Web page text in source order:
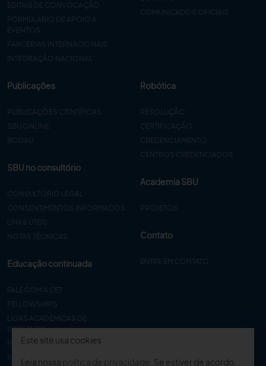
EDITAIS DE CONVOCAÇÃO
FORMULÁRIO DE APOIO A
EVENTOS
PARCERIAS INTERNACIONAIS
INTEGRAÇÃO NACIONAL
COMUNICADOS OFICIAIS
Publicações
PUBLICAÇÕES CIENTÍFICAS
SBU ONLINE
BODAU
SBU no consultório
CONSULTÓRIO LEGAL
CONSENTIMENTOS INFORMADOS
LINKS ÚTEIS
NOTAS TÉCNICAS
Educação continuada
FALE COM A CET
FELLOWSHIPS
LIGAS ACADÊMICAS DE
UROLOGIA
PAPER
PROCET
Robótica
RESOLUÇÃO
CERTIFICAÇÃO
CREDENCIAMENTO
CENTROS CREDENCIADOS
Academia SBU
PROJETOS
Contato
ENTRE EM CONTATO
Este site usa cookies
Leia nossa política de privacidade . Se estiver de acordo,